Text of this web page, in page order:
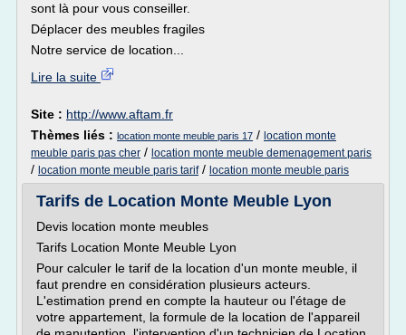
sont là pour vous conseiller.
Déplacer des meubles fragiles
Notre service de location...
Lire la suite
Site : http://www.aftam.fr
Thèmes liés : location monte meuble paris 17 / location monte
meuble paris pas cher / location monte meuble demenagement paris
/ location monte meuble paris tarif/ location monte meuble paris
Tarifs de Location Monte Meuble Lyon
Devis location monte meubles
Tarifs Location Monte Meuble Lyon
Pour calculer le tarif de la location d'un monte meuble, il
faut prendre en considération plusieurs acteurs.
L'estimation prend en compte la hauteur ou l'étage de
votre appartement, la formule de la location de l'appareil